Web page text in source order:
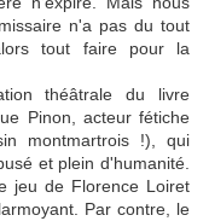
n'a pas du tout
tout faire pour la
théâtrale du livre
Pinon, acteur fétiche
montmartrois !), qui
et plein d'humanité.
jeu de Florence Loiret
Par contre, le